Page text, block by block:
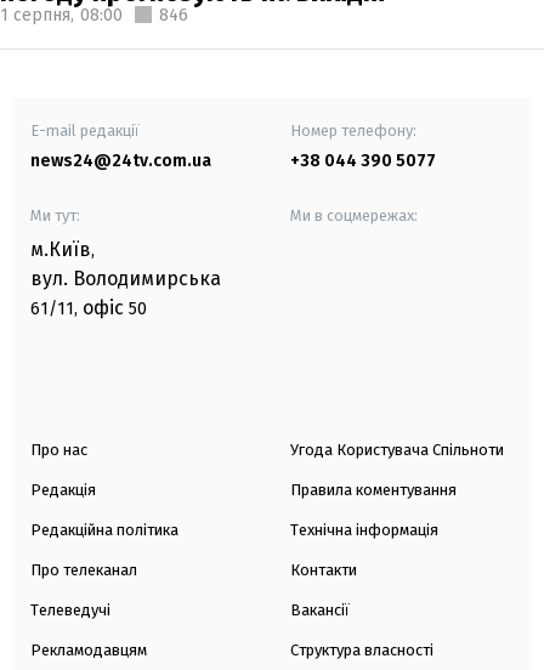
1 серпня, 08:00 846
E-mail редакції
news24@24tv.com.ua
Номер телефону:
+38 044 390 5077
Ми тут:
м.Київ,
вул. Володимирська
61/11, офіс 50
Ми в соцмережах:
Про нас
Редакція
Редакційна політика
Про телеканал
Телеведучі
Рекламодавцям
Угода Користувача Спільноти
Правила коментування
Технічна інформація
Контакти
Вакансії
Структура власності